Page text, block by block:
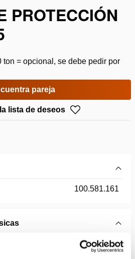
PROTECCIÓN
ton = opcional, se debe pedir por
pareja
lista de deseos
100.581.161
HPJ 60 S 15